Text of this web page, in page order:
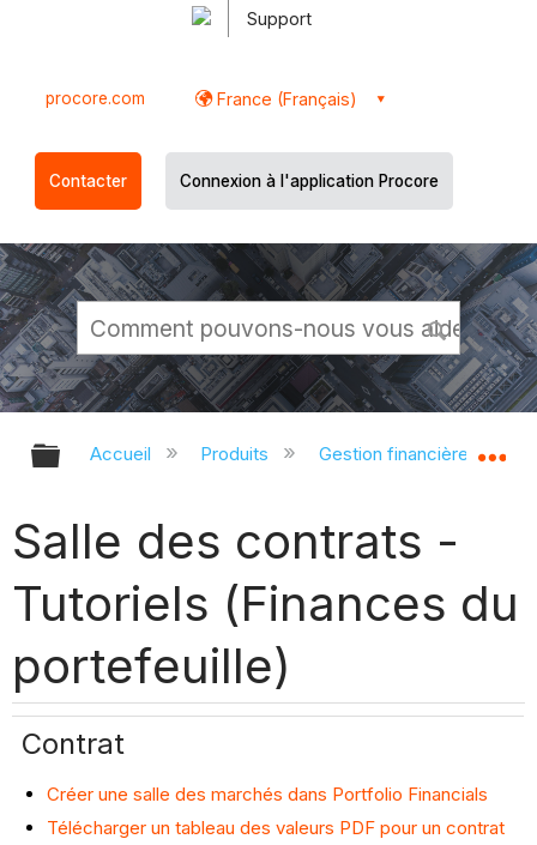
Support
procore.com France (Français)
Contacter Connexion à l'application Procore
Développer/réduire la hiérarchie
Accueil Produits Gestion financière du
Salle des contrats -
Tutoriels (Finances du
portefeuille)
Contrat
Créer une salle des marchés dans Portfolio Financials
Télécharger un tableau des valeurs PDF pour un contrat